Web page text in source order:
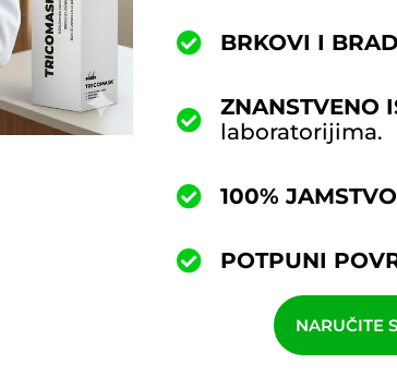
BRKOVI I
ZNANSTVENO
laboratorijima.
100% JAMSTVO
POTPUNI
NARUČITE